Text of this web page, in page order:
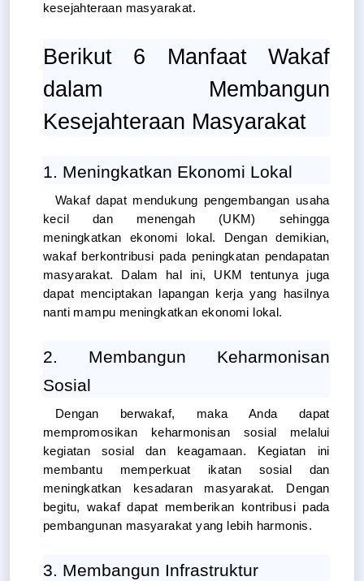
kesejahteraan masyarakat.
Berikut 6 Manfaat Wakaf
dalam Membangun
Kesejahteraan Masyarakat
1. Meningkatkan Ekonomi Lokal
Wakaf dapat mendukung pengembangan usaha
kecil dan menengah (UKM) sehingga
meningkatkan ekonomi lokal. Dengan demikian,
wakaf berkontribusi pada peningkatan pendapatan
masyarakat. Dalam hal ini, UKM tentunya juga
dapat menciptakan lapangan kerja yang hasilnya
nanti mampu meningkatkan ekonomi lokal.
2. Membangun Keharmonisan
Sosial
Dengan berwakaf, maka Anda dapat
mempromosikan keharmonisan sosial melalui
kegiatan sosial dan keagamaan. Kegiatan ini
membantu memperkuat ikatan sosial dan
meningkatkan kesadaran masyarakat. Dengan
begitu, wakaf dapat memberikan kontribusi pada
pembangunan masyarakat yang lebih harmonis.
3. Membangun Infrastruktur